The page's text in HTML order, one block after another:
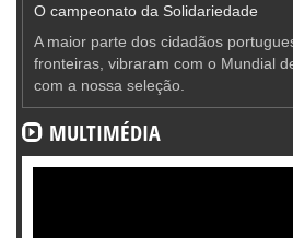
O campeonato da Solidariedade
A maior parte dos cidadãos
fronteiras, vibraram com o Mundial
com a nossa seleção.
MULTIMÉDIA